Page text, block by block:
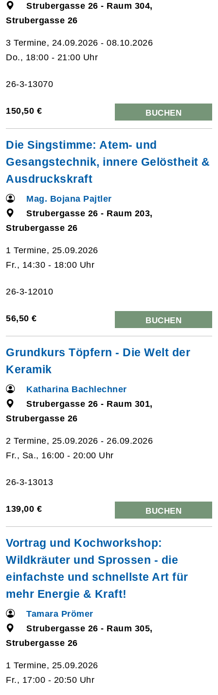
Strubergasse 26 - Raum 304,
Strubergasse 26
3 Termine, 24.09.2026 - 08.10.2026
Do., 18:00 - 21:00 Uhr
26-3-13070
150,50 € BUCHEN
Die Singstimme: Atem- und
Gesangstechnik, innere Gelöstheit &
Ausdruckskraft
Mag. Bojana Pajtler
Strubergasse 26 - Raum 203,
Strubergasse 26
1 Termine, 25.09.2026
Fr., 14:30 - 18:00 Uhr
26-3-12010
56,50 € BUCHEN
Grundkurs Töpfern - Die Welt der
Keramik
Katharina Bachlechner
Strubergasse 26 - Raum 301,
Strubergasse 26
2 Termine, 25.09.2026 - 26.09.2026
Fr., Sa., 16:00 - 20:00 Uhr
26-3-13013
139,00 € BUCHEN
Vortrag und Kochworkshop:
Wildkräuter und Sprossen - die
einfachste und schnellste Art für
mehr Energie & Kraft!
Tamara Prömer
Strubergasse 26 - Raum 305,
Strubergasse 26
1 Termine, 25.09.2026
Fr., 17:00 - 20:50 Uhr